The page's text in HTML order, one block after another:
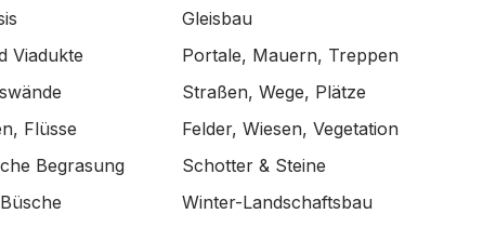
Gleisbau
Viadukte
Portale, Mauern, Treppen
Straßen, Wege, Plätze
Flüsse
Felder, Wiesen, Vegetation
Begrasung
Schotter & Steine
Winter-Landschaftsbau